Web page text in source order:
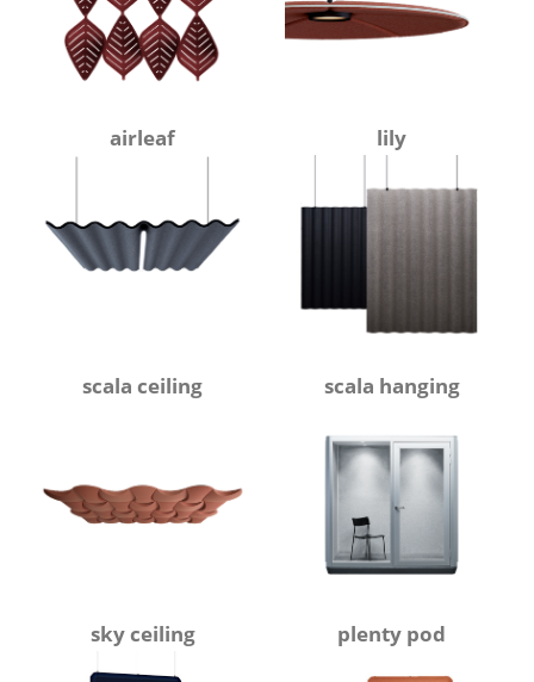
airleaf lily
scala ceiling scala hanging
sky ceiling plenty pod